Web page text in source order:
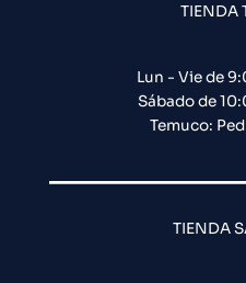
TIENDA
Lun - Vie de
Sábado de
Temuco:
TIENDA